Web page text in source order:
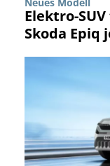
Elektro-
Skoda Epiq